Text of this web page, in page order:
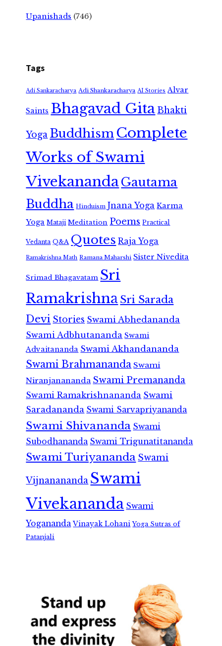
Upanishads (746)
Tags
Adi Sankaracharya Adi Shankaracharya AI Stories Alvar
Saints Bhagavad GitaBhakti
Yoga Buddhism Complete
Works of Swami
VivekanandaGautama
Buddha Hinduism Jnana Yoga Karma
Yoga Mataji Meditation Poems Practical
Vedanta Q&A Quotes Raja Yoga
Ramakrishna Math Ramana Maharshi Sister Nivedita
Srimad Bhagavatam Sri
RamakrishnaSri Sarada
Devi Stories Swami Abhedananda
Swami Adbhutananda Swami
Advaitananda Swami Akhandananda
Swami Brahmananda Swami
Niranjanananda Swami Premananda
Swami Ramakrishnananda Swami
Saradananda Swami Sarvapriyananda
Swami Shivananda Swami
Subodhananda Swami Trigunatitananda
Swami Turiyananda Swami
Vijnanananda Swami
Vivekananda Swami
Yogananda Vinayak Lohani Yoga Sutras of
Patanjali